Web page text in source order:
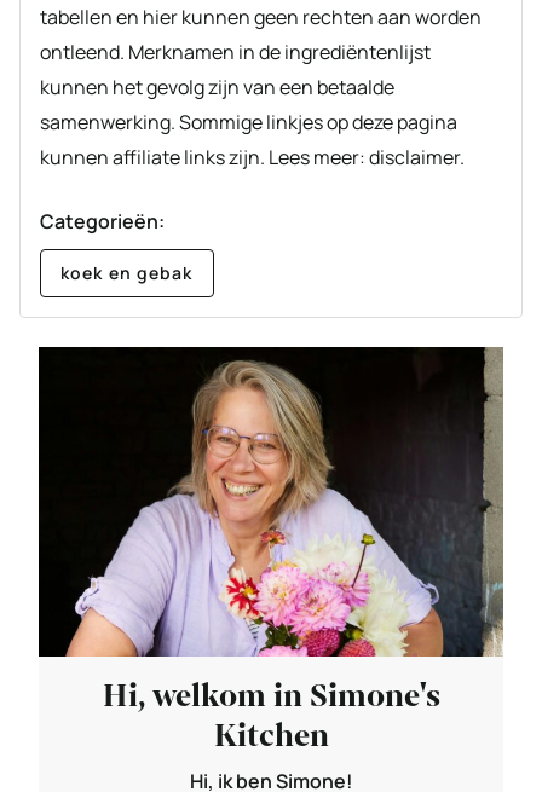
tabellen en hier kunnen geen rechten aan worden
ontleend. Merknamen in de ingrediëntenlijst
kunnen het gevolg zijn van een betaalde
samenwerking. Sommige linkjes op deze pagina
kunnen affiliate links zijn. Lees meer: disclaimer.
Categorieën:
koek en gebak
Hi, welkom in Simone's
Kitchen
Hi, ik ben Simone!